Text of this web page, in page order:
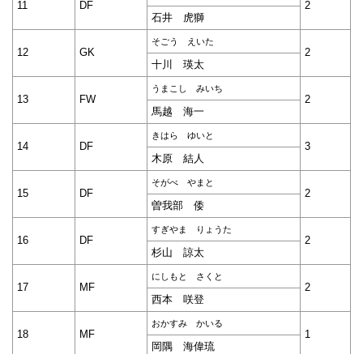
11 DF
2
石井 虎獅
12 GK
そごう えいた
2
十川 瑛太
13 FW
うまこし みいち
2
馬越 海一
14 DF
きはら ゆいと
3
木原 結人
15 DF
そがべ やまと
2
曽我部 倭
16 DF
すぎやま りょうた
2
杉山 諒太
17 MF
にしもと さくと
2
西本 咲登
18 MF
おかすみ かいる
1
岡隅 海偉琉